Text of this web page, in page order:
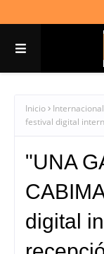
Inicio
festival digital
"UNA
digital